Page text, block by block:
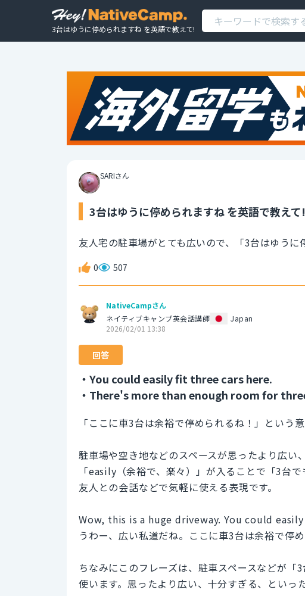
3台はゆうに停められますね を英語で教えて!
SARIさん
3台はゆうに停められますね を英語で教えて!
友人宅の駐車場がとても広いので、「3台はゆうに
0 507
NativeCampさん
ネイティブキャンプ英会話講師
Japan
2026/02/01 13:38
回答
・You could easily fit three cars here.
・There's more than enough room for
「ここに車3台は余裕で停められるね！」という意
駐車場や空き地などのスペースが思ったより広い
「easily（余裕で、楽々）」が入ることで「3台
友人との会話などで気軽に使える表現です。
Wow, this is a huge driveway. You could
うわー、広い私道だね。ここに車3台は余裕で停め
ちなみにこのフレーズは、駐車スペースなどが
使います。思ったより広い、十分すぎる、といっ